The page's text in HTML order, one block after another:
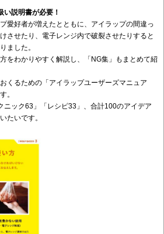
説明書が必要！
愛好者が増えたとともに、アイラップの間違っ
させたり、電子レンジ内で破裂させたりすると
ました。
をわかりやすく解説し、「NG集」もまとめて紹
くるための「アイラップユーザーズマニュア
。
ニック63」「レシピ33」、合計100のアイデア
たいです。